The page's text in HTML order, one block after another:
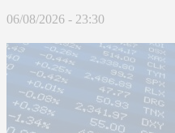
06/08/2026 - 23:30